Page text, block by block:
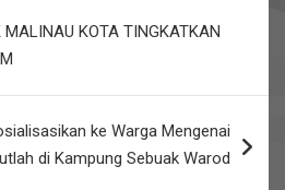
MALINAU KOTA TINGKATKAN
ke Warga Mengenai
di Kampung Sebuak Warod